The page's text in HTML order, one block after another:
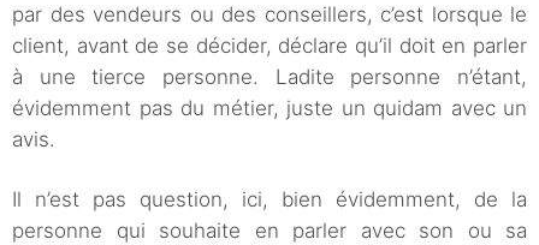
par des vendeurs ou des conseillers, c’est lorsque le
client, avant de se décider, déclare qu’il doit en parler
à une tierce personne. Ladite personne n’étant,
évidemment pas du métier, juste un quidam avec un
avis.
Il n’est pas question, ici, bien évidemment, de la
personne qui souhaite en parler avec son ou sa